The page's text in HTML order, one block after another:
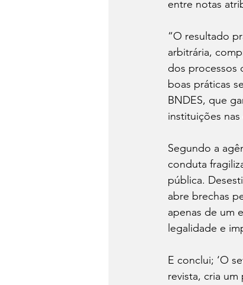
entre notas
“O resultado
arbitrária,
dos processos
boas práticas
BNDES, que
instituições
Segundo a
conduta
pública.
abre brechas
apenas de um
legalidade e
E conclui; ‘O
revista, cria